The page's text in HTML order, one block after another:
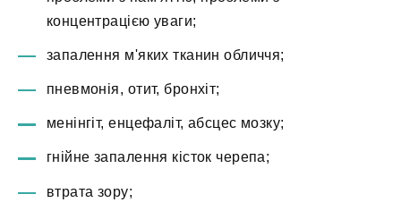
концентрацією уваги;
запалення м'яких тканин обличчя;
пневмонія, отит, бронхіт;
менінгіт, енцефаліт, абсцес мозку;
гнійне запалення кісток черепа;
втрата зору;